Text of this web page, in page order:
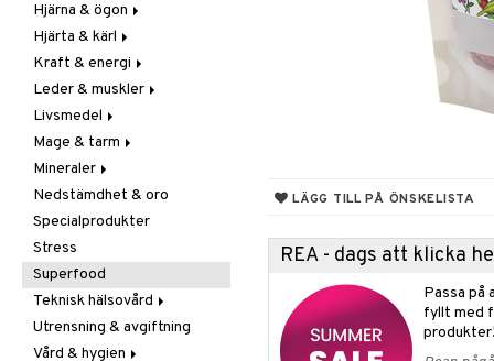
LÄGG TILL PÅ ÖNSKELISTA
REA - dags att klicka
Passa på
fyllt med
produkter!
Övriga
Sex & lust
Skelett
Urinvägar
Prostata
Sex & lust
Förebyggande &
lindrande
Hostdämpande
Öron, näsa & hals
Övriga
Virushämmande
Vitlök
Hår
Kosttillskott
Sol & pigment
Hjärna & ögon
Fettsyror
Minne
Ögon
Hjärta & kärl
Ginkgo biloba
Kärlstärkande
Kolesterolsänkande
Marina fettsyror
Veg fettsyror
Kraft & energi
Ginseng
Övriga
Prestation
Q-10
Rosenrot
Schizandra
Leder & muskler
Kosttillskott
Utvärtes
Livsmedel
Bars
Choklad
Diverse
Drycker
Förvaring
Frukt, frö & nötter
Groddning
Kokos
Kryddor & buljong
Mage & tarm
Drycker
Fibrer
Matsmältning
Syrareglerande
Tarm
Utrensning
Mineraler
Järn
Kalcium
Krom
Magnesium
Multimineraler
Övriga
Selen
Nedstämdhet & oro
Specialprodukter
Stress
Superfood
Teknisk hälsovård
Ljusterapi
Luftfuktare
Utrensning & avgiftning
Vård & hygien